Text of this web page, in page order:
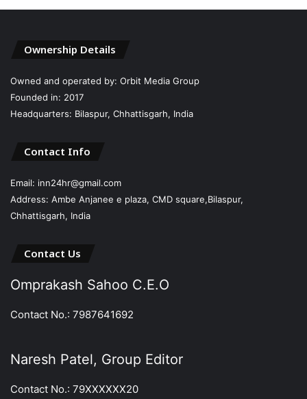
Ownership Details
Owned and operated by: Orbit Media Group
Founded in: 2017
Headquarters: Bilaspur, Chhattisgarh, India
Contact Info
Email: inn24hr@gmail.com
Address: Ambe Anjanee e plaza, CMD square,Bilaspur,
Chhattisgarh, India
Contact Us
Omprakash Sahoo C.E.O
Contact No.: 7987641692
Naresh Patel, Group Editor
Contact No.: 79XXXXXX20